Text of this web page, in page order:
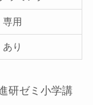
専用
あり
研ゼミ小学講